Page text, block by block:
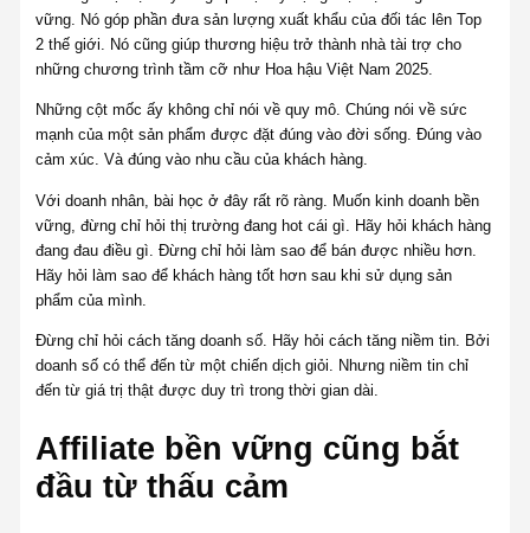
vững. Nó góp phần đưa sản lượng xuất khẩu của đối tác lên Top
2 thế giới. Nó cũng giúp thương hiệu trở thành nhà tài trợ cho
những chương trình tầm cỡ như Hoa hậu Việt Nam 2025.
Những cột mốc ấy không chỉ nói về quy mô. Chúng nói về sức
mạnh của một sản phẩm được đặt đúng vào đời sống. Đúng vào
cảm xúc. Và đúng vào nhu cầu của khách hàng.
Với doanh nhân, bài học ở đây rất rõ ràng. Muốn kinh doanh bền
vững, đừng chỉ hỏi thị trường đang hot cái gì. Hãy hỏi khách hàng
đang đau điều gì. Đừng chỉ hỏi làm sao để bán được nhiều hơn.
Hãy hỏi làm sao để khách hàng tốt hơn sau khi sử dụng sản
phẩm của mình.
Đừng chỉ hỏi cách tăng doanh số. Hãy hỏi cách tăng niềm tin. Bởi
doanh số có thể đến từ một chiến dịch giỏi. Nhưng niềm tin chỉ
đến từ giá trị thật được duy trì trong thời gian dài.
Affiliate bền vững cũng bắt
đầu từ thấu cảm